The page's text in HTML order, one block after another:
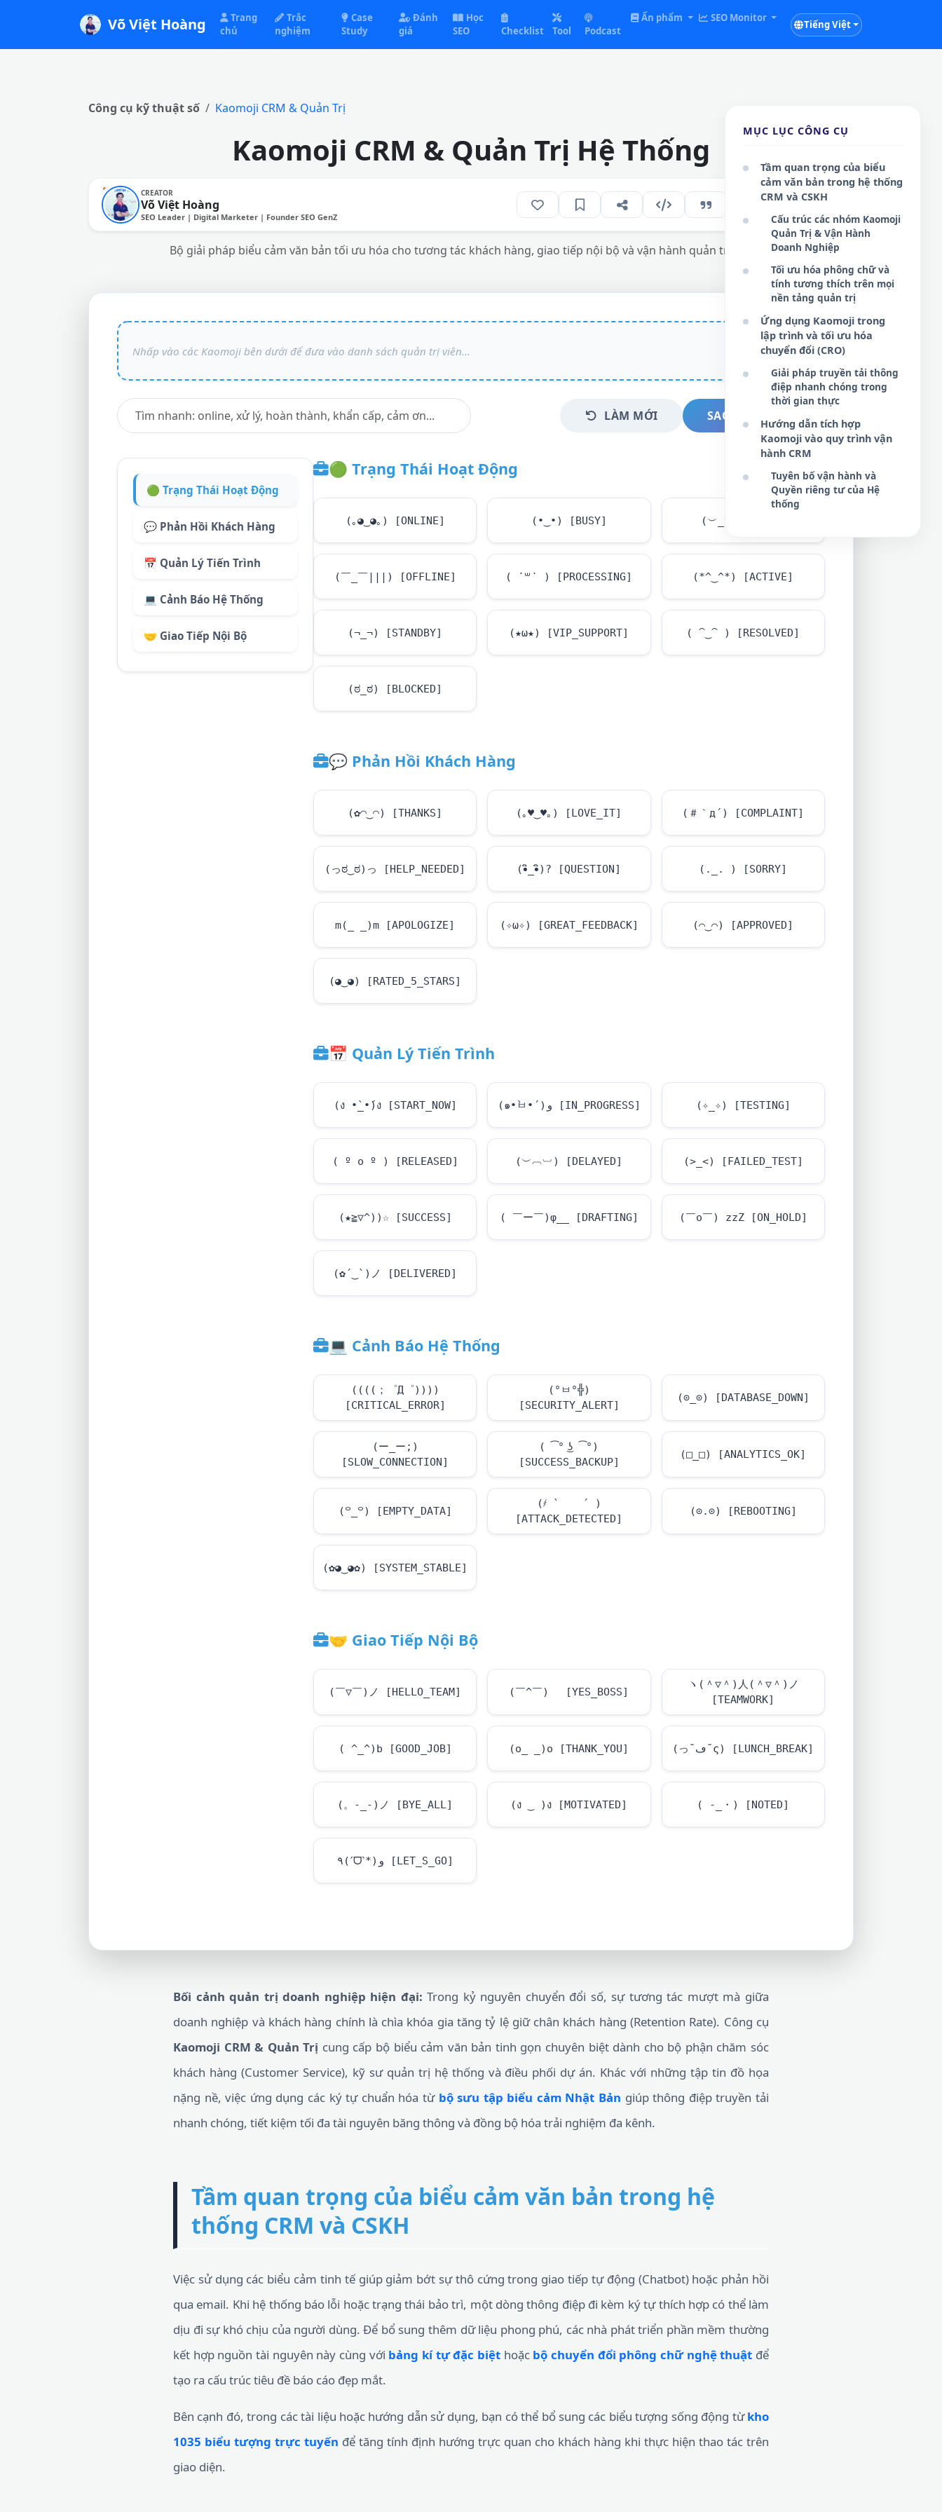
Võ Việt Hoàng
Trang
chủ
Trắc
nghiệm
Case
Study
Đánh
giá
Học
SEO
Checklist Tool Podcast
Ấn phẩm SEO Monitor
Tiếng Việt
Công cụ kỹ thuật số Kaomoji CRM & Quản Trị
Kaomoji CRM & Quản Trị Hệ Thống
CREATOR
Võ Việt Hoàng
SEO Leader | Digital Marketer | Founder SEO GenZ
140
Bộ giải pháp biểu cảm văn bản tối ưu hóa cho tương tác khách hàng, giao tiếp nội bộ và vận hành quản trị số hóa.
LÀM MỚI SAO CHÉP NGAY
🟢 Trạng Thái Hoạt Động
💬 Phản Hồi Khách Hàng
📅 Quản Lý Tiến Trình
💻 Cảnh Báo Hệ Thống
🤝 Giao Tiếp Nội Bộ
🟢 Trạng Thái Hoạt Động
(｡◕‿◕｡) [ONLINE] (•‿•) [BUSY] (︶_︶) [AWAY]
(￣_￣|||) [OFFLINE] ( ˙꒳​˙ ) [PROCESSING] (*^‿^*) [ACTIVE]
(¬_¬) [STANDBY] (★ω★) [VIP_SUPPORT] ( ⁀‿⁀ ) [RESOLVED]
(ಠ_ಠ) [BLOCKED]
💬 Phản Hồi Khách Hàng
(✿◠‿◠) [THANKS] (｡♥ ‿♥｡) [LOVE_IT] (＃｀д´) [COMPLAINT]
(っಠ‿ಠ)っ [HELP_NEEDED] (•ิ_•ิ)? [QUESTION] (._. ) [SORRY]
m(_ _)m [APOLOGIZE] (✧ω✧) [GREAT_FEEDBACK] (⌒‿⌒) [APPROVED]
(◕‿◕) [RATED_5_STARS]
📅 Quản Lý Tiến Trình
(ง •̀_•́)ง [START_NOW] (๑•̀ㅂ•́)و [IN_PROGRESS] (✧_✧) [TESTING]
( º o º ) [RELEASED] (︶︹︺) [DELAYED] (>_<) [FAILED_TEST]
(★≧▽^))☆ [SUCCESS] ( ￣ー￣)φ__ [DRAFTING] (￣o￣) zzZ [ON_HOLD]
(✿´‿`)ノ [DELIVERED]
💻 Cảnh Báo Hệ Thống
((((；゜Д゜))))
[CRITICAL_ERROR]
(°ㅂ°╬)
[SECURITY_ALERT]
(⊙_⊙) [DATABASE_DOWN]
(ー_ー;)
[SLOW_CONNECTION]
( ͡° ͜ʖ ͡°)
[SUCCESS_BACKUP]
(□_□) [ANALYTICS_OK]
(꒪_꒪) [EMPTY_DATA]
(҂ ` ゝ ´ )
[ATTACK_DETECTED]
(⊙.⊙) [REBOOTING]
(✿◕‿◕✿) [SYSTEM_STABLE]
🤝 Giao Tiếp Nội Bộ
(￣▽￣)ノ [HELLO_TEAM] (￣^￣)ゞ [YES_BOSS]
ヽ(＾▽＾)人(＾▽＾)ノ
[TEAMWORK]
( ^_^)b [GOOD_JOB] (o_ _)o [THANK_YOU] (っ˘ڡ˘ς) [LUNCH_BREAK]
(。-_-)ノ [BYE_ALL] (ง ‿ )ง [MOTIVATED] ( -_・) [NOTED]
٩(ˊᗜˋ*)و [LET_S_GO]
Bối cảnh quản trị doanh nghiệp hiện đại: Trong kỷ nguyên chuyển đổi số, sự tương tác mượt mà giữa
doanh nghiệp và khách hàng chính là chìa khóa gia tăng tỷ lệ giữ chân khách hàng (Retention Rate). Công cụ
Kaomoji CRM & Quản Trị cung cấp bộ biểu cảm văn bản tinh gọn chuyên biệt dành cho bộ phận chăm sóc
khách hàng (Customer Service), kỹ sư quản trị hệ thống và điều phối dự án. Khác với những tập tin đồ họa
nặng nề, việc ứng dụng các ký tự chuẩn hóa từ bộ sưu tập biểu cảm Nhật Bản giúp thông điệp truyền tải
nhanh chóng, tiết kiệm tối đa tài nguyên băng thông và đồng bộ hóa trải nghiệm đa kênh.
Tầm quan trọng của biểu cảm văn bản trong hệ
thống CRM và CSKH
Việc sử dụng các biểu cảm tinh tế giúp giảm bớt sự thô cứng trong giao tiếp tự động (Chatbot) hoặc phản hồi
qua email. Khi hệ thống báo lỗi hoặc trạng thái bảo trì, một dòng thông điệp đi kèm ký tự thích hợp có thể làm
dịu đi sự khó chịu của người dùng. Để bổ sung thêm dữ liệu phong phú, các nhà phát triển phần mềm thường
kết hợp nguồn tài nguyên này cùng với bảng kí tự đặc biệt hoặc bộ chuyển đổi phông chữ nghệ thuật để
tạo ra cấu trúc tiêu đề báo cáo đẹp mắt.
Bên cạnh đó, trong các tài liệu hoặc hướng dẫn sử dụng, bạn có thể bổ sung các biểu tượng sống động từkho
1035 biểu tượng trực tuyến để tăng tính định hướng trực quan cho khách hàng khi thực hiện thao tác trên
giao diện.
MỤC LỤC CÔNG CỤ
Tầm quan trọng của biểu
cảm văn bản trong hệ thống
CRM và CSKH
Cấu trúc các nhóm Kaomoji
Quản Trị & Vận Hành
Doanh Nghiệp
Tối ưu hóa phông chữ và
tính tương thích trên mọi
nền tảng quản trị
Ứng dụng Kaomoji trong
lập trình và tối ưu hóa
chuyển đổi (CRO)
Giải pháp truyền tải thông
điệp nhanh chóng trong
thời gian thực
Hướng dẫn tích hợp
Kaomoji vào quy trình vận
hành CRM
Tuyên bố vận hành và
Quyền riêng tư của Hệ
thống